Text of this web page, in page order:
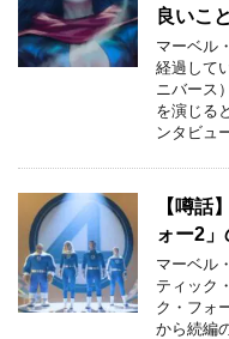
良いこ
マーベル
経過して
ニバース
を演じる
ンタビュ
【噂話
ォー2
マーベル
ティック
ク・フォ
から続編